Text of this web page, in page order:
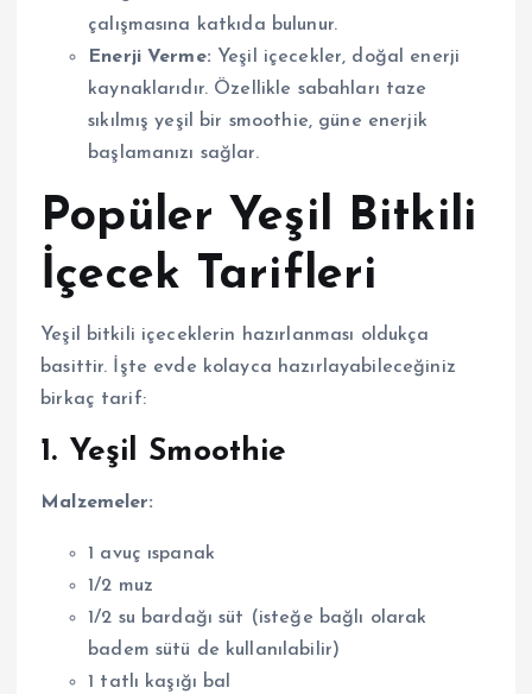
çalışmasına katkıda bulunur.
Enerji Verme: Yeşil içecekler, doğal enerji
kaynaklarıdır. Özellikle sabahları taze
sıkılmış yeşil bir smoothie, güne enerjik
başlamanızı sağlar.
Popüler Yeşil Bitkili
İçecek Tarifleri
Yeşil bitkili içeceklerin hazırlanması oldukça
basittir. İşte evde kolayca hazırlayabileceğiniz
birkaç tarif:
1. Yeşil Smoothie
Malzemeler:
1 avuç ıspanak
1/2 muz
1/2 su bardağı süt (isteğe bağlı olarak
badem sütü de kullanılabilir)
1 tatlı kaşığı bal